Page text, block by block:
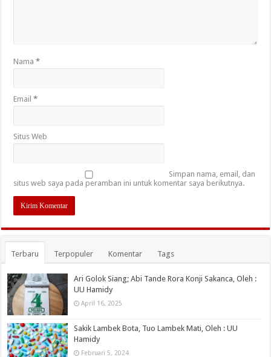
Nama*
Email*
Situs Web
Simpan nama, email, dan
situs web saya pada peramban ini untuk komentar saya berikutnya.
Terbaru Terpopuler Komentar Tags
Ari Golok Siang; Abi Tande Rora Konji Sakanca, Oleh :
UU Hamidy
April 16, 2025
Sakik Lambek Bota, Tuo Lambek Mati, Oleh : UU
Hamidy
Februari 5, 2024